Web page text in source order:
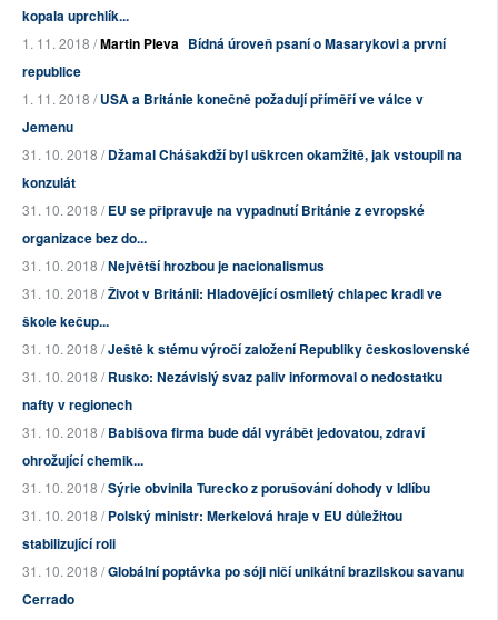
kopala uprchlík...
1. 11. 2018 /Martin Pleva Bídná úroveň psaní o Masarykovi a první
republice
1. 11. 2018 /USA a Británie konečně požadují příměří ve válce v
Jemenu
31. 10. 2018 /Džamal Chášakdží byl uškrcen okamžitě, jak vstoupil na
konzulát
31. 10. 2018 /EU se připravuje na vypadnutí Británie z evropské
organizace bez do...
31. 10. 2018 /Největší hrozbou je nacionalismus
31. 10. 2018 /Život v Británii: Hladovějící osmiletý chlapec kradl ve
škole kečup...
31. 10. 2018 /Ještě k stému výročí založení Republiky československé
31. 10. 2018 /Rusko: Nezávislý svaz paliv informoval o nedostatku
nafty v regionech
31. 10. 2018 /Babišova firma bude dál vyrábět jedovatou, zdraví
ohrožující chemik...
31. 10. 2018 /Sýrie obvinila Turecko z porušování dohody v Idlíbu
31. 10. 2018 /Polský ministr: Merkelová hraje v EU důležitou
stabilizující roli
31. 10. 2018 /Globální poptávka po sóji ničí unikátní brazilskou savanu
Cerrado